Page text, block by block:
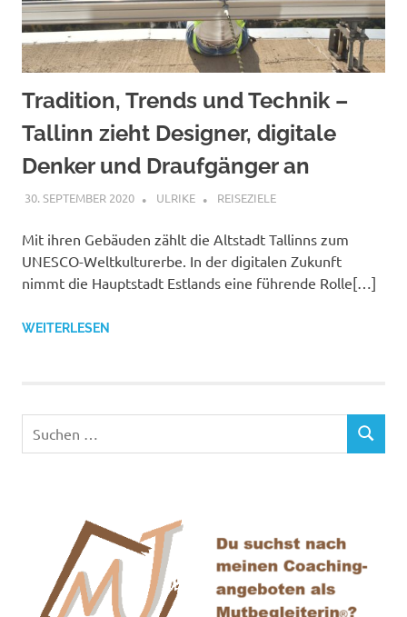
Tradition, Trends und Technik –
Tallinn zieht Designer, digitale
Denker und Draufgänger an
30. SEPTEMBER 2020 ULRIKE REISEZIELE
Mit ihren Gebäuden zählt die Altstadt Tallinns zum
UNESCO-Weltkulturerbe. In der digitalen Zukunft
nimmt die Hauptstadt Estlands eine führende Rolle[…]
WEITERLESEN
Suchen
SUCHEN